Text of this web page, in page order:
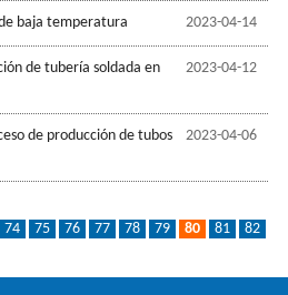
2023-04-14
baja temperatura
2023-04-12
de tubería soldada en
2023-04-06
de producción de tubos
74 75 76 77 78 79 80 81
82